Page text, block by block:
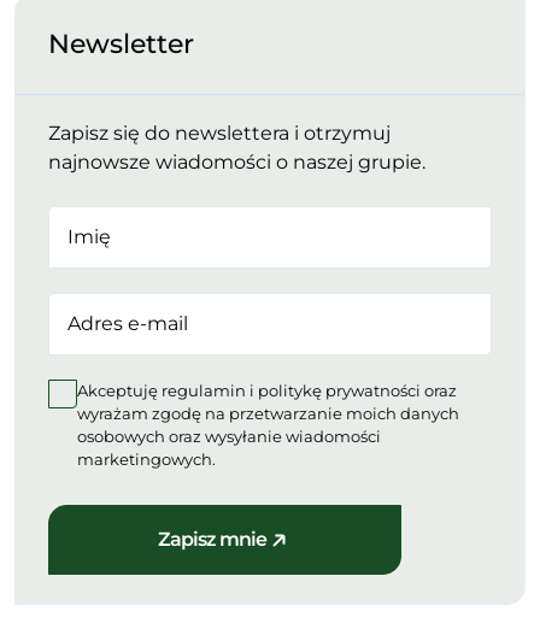
Newsletter
Zapisz się do newslettera i otrzymuj
najnowsze wiadomości o naszej grupie.
Akceptuję regulamin i politykę prywatności oraz
wyrażam zgodę na przetwarzanie moich danych
osobowych oraz wysyłanie wiadomości
marketingowych.
Zapisz mnie